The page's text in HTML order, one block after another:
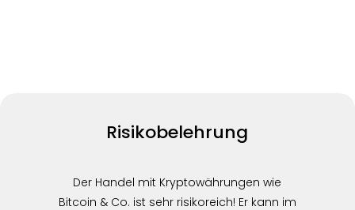
Risikobelehrung
Der Handel mit Kryptowährungen wie
Bitcoin & Co. ist sehr risikoreich! Er kann im